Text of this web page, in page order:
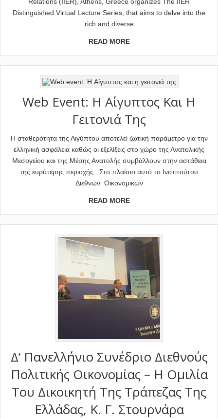
Distinguished Virtual Lecture Series, that aims to delve into the
rich and diverse
READ MORE
Web Event: H Αίγυπτος Και Η
Γειτονιά Της
Η σταθερότητα της Αιγύπτου αποτελεί ζωτική παράμετρο για την
ελληνική ασφάλεια καθώς οι εξελίξεις στο χώρο της Ανατολικής
Μεσογείου και της Μέσης Ανατολής συμβάλλουν στην αστάθεια
της ευρύτερης περιοχής. Στο πλαίσιο αυτό το Ινστιτούτου
Διεθνών Οικονομικών
READ MORE
Δ’ Πανελλήνιο Συνέδριο Διεθνούς
Πολιτικής Οικονομίας – H Ομιλία
Του Δικοικητή Της Τράπεζας Της
Ελλάδας, Κ. Γ. Στουρνάρα